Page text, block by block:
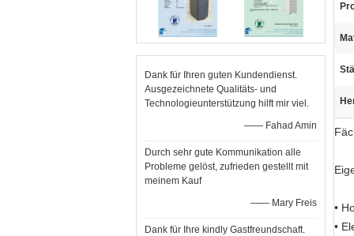
Dank für Ihren guten Kundendienst.
Ausgezeichnete Qualitäts- und
Technologieunterstützung hilft mir viel.
—— Fahad Amin
Durch sehr gute Kommunikation alle
Probleme gelöst, zufrieden gestellt mit
meinem Kauf
—— Mary Freis
Dank für Ihre kindly Gastfreundschaft.
•
•